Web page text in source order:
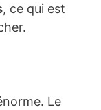
, ce qui est
Le